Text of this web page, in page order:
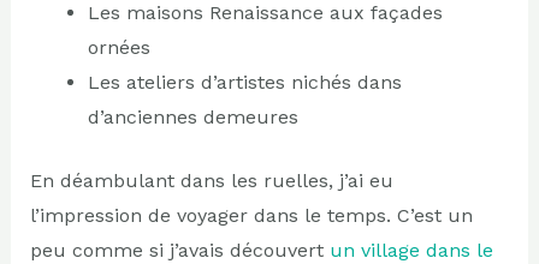
Les maisons Renaissance aux façades
ornées
Les ateliers d’artistes nichés dans
d’anciennes demeures
En déambulant dans les ruelles, j’ai eu
l’impression de voyager dans le temps. C’est un
peu comme si j’avais découvert un village dans le